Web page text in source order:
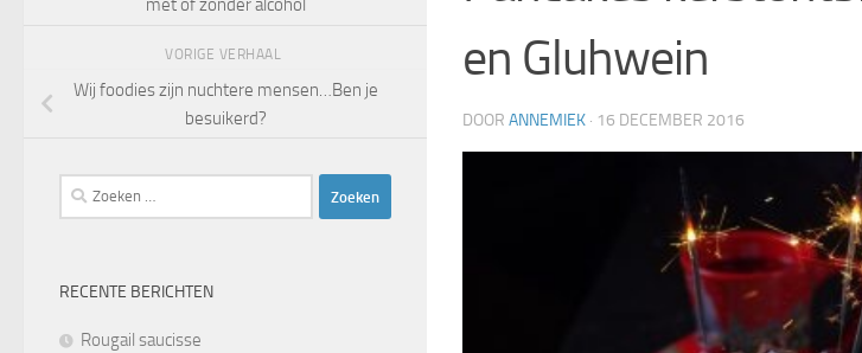
en Gluhwein
DOOR ANNEMIEK · 16 DECEMBER 2016
met of zonder alcohol
VORIGE VERHAAL
Wij foodies zijn nuchtere mensen…Ben je
besuikerd?
Zoeken
naar:
RECENTE BERICHTEN
Rougail saucisse